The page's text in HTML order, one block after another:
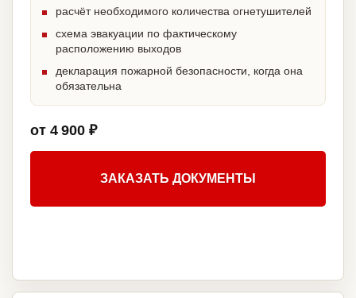
расчёт необходимого количества огнетушителей
схема эвакуации по фактическому
расположению выходов
декларация пожарной безопасности, когда она
обязательна
от 4 900 ₽
ЗАКАЗАТЬ ДОКУМЕНТЫ